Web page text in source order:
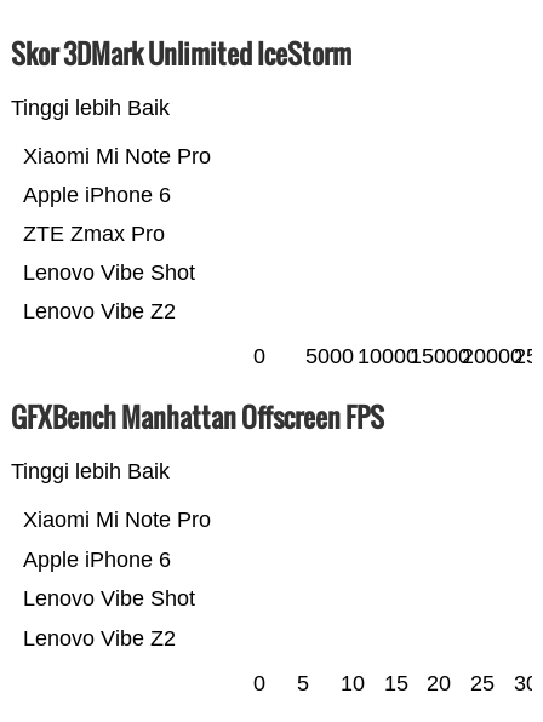
Skor 3DMark Unlimited IceStorm
Tinggi lebih Baik
Lenovo Vibe Z2
Lenovo Vibe Shot
ZTE Zmax Pro
Apple iPhone 6
Xiaomi Mi Note Pro
0 5000 100001500020000
GFXBench Manhattan Offscreen FPS
Tinggi lebih Baik
Lenovo Vibe Z2
Lenovo Vibe Shot
Apple iPhone 6
Xiaomi Mi Note Pro
0 5 10 15 20 25 30